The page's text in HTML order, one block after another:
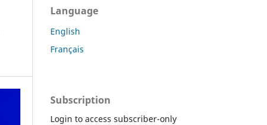
Language
English
Français
Subscription
Login to access subscriber-only